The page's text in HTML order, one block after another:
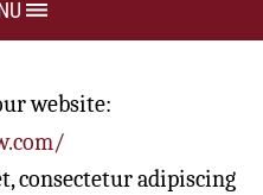
website:
consectetur adipiscing